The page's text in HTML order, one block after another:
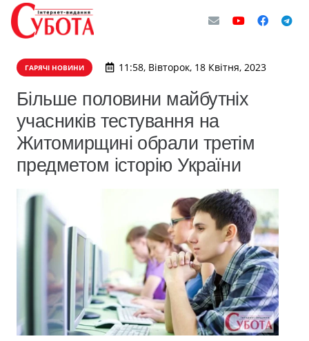
ГАРЯЧІ НОВИНИ 11:58, Вівторок, 18 Квітня, 2023
Більше половини майбутніх
учасників тестування на
Житомирщині обрали третім
предметом історію України